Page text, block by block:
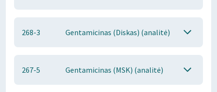
268-3 Gentamicinas (Diskas) (analitė)
267-5 Gentamicinas (MSK) (analitė)